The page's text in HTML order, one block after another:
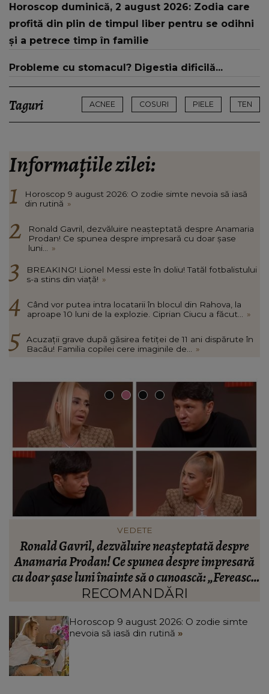
Horoscop duminică, 2 august 2026: Zodia care
profită din plin de timpul liber pentru se odihni
și a petrece timp în familie
Probleme cu stomacul? Digestia dificilă...
Taguri ACNEE COSURI PIELE TEN
Informațiile zilei:
Horoscop 9 august 2026: O zodie simte nevoia să iasă
din rutină »
Ronald Gavril, dezvăluire neașteptată despre Anamaria
Prodan! Ce spunea despre impresară cu doar șase
luni...
»
BREAKING! Lionel Messi este în doliu! Tatăl fotbalistului
s-a stins din viață! »
Când vor putea intra locatarii în blocul din Rahova, la
aproape 10 luni de la explozie. Ciprian Ciucu a făcut...
»
Acuzații grave după găsirea fetiței de 11 ani dispărute în
Bacău! Familia copilei cere imaginile de...
»
INFORMATIILE ZILEI
BREAKING! Lionel Messi este în doliu! Tatăl
fotbalistului s-a stins din viață!
RECOMANDĂRI
Horoscop 9 august 2026: O zodie simte
nevoia să iasă din rutină